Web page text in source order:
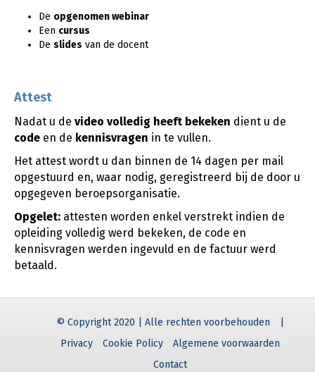
De opgenomen webinar
Een cursus
De slides van de docent
Attest
Nadat u de video volledig heeft bekeken dient u de
code en de kennisvragen in te vullen.
Het attest wordt u dan binnen de 14 dagen per mail
opgestuurd en, waar nodig, geregistreerd bij de door u
opgegeven beroepsorganisatie.
Opgelet: attesten worden enkel verstrekt indien de
opleiding volledig werd bekeken, de code en
kennisvragen werden ingevuld en de factuur werd
betaald.
© Copyright 2020 | Alle rechten voorbehouden
Privacy
Cookie Policy
Algemene voorwaarden
Contact